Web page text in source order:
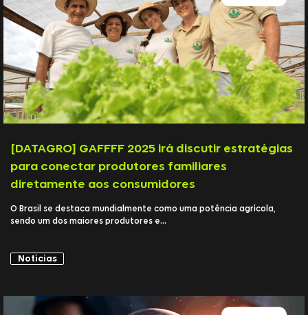
[DATAGRO] GAFFFF 2025 irá discutir estratégias
para conectar produtores familiares
diretamente aos consumidores
Notícias
O Brasil se destaca mundialmente como uma potência agrícola,
sendo um dos maiores produtores e...